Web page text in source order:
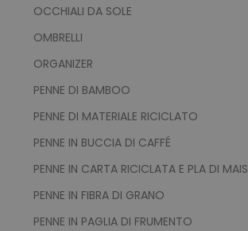
OCCHIALI DA SOLE
OMBRELLI
ORGANIZER
PENNE DI BAMBOO
PENNE DI MATERIALE RICICLATO
PENNE IN BUCCIA DI CAFFÉ
PENNE IN CARTA RICICLATA E PLA DI MAIS
PENNE IN FIBRA DI GRANO
PENNE IN PAGLIA DI FRUMENTO